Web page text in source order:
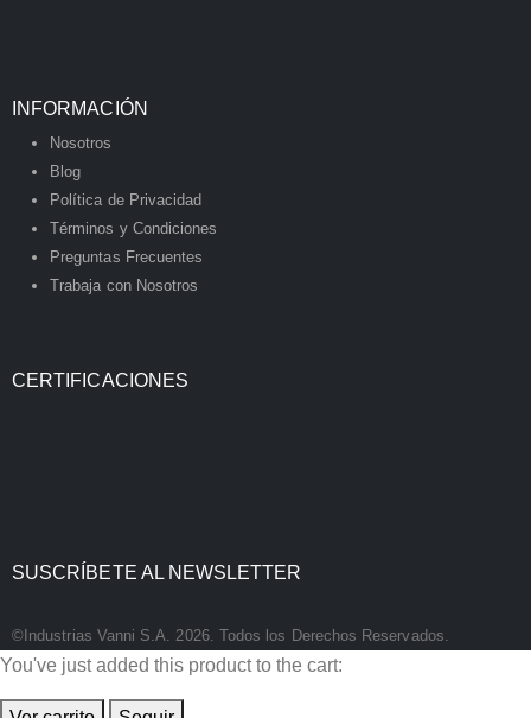
INFORMACIÓN
Nosotros
Blog
Política de Privacidad
Términos y Condiciones
Preguntas Frecuentes
Trabaja con Nosotros
CERTIFICACIONES
SUSCRÍBETE AL NEWSLETTER
©Industrias Vanni S.A. 2026. Todos los Derechos Reservados.
You've just added this product to the cart: